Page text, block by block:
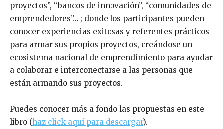
proyectos”, “bancos de innovación”, “comunidades de
emprendedores”… ; donde los participantes pueden
conocer experiencias exitosas y referentes prácticos
para armar sus propios proyectos, creándose un
ecosistema nacional de emprendimiento para ayudar
a colaborar e interconectarse a las personas que
están armando sus proyectos.
Puedes conocer más a fondo las propuestas en este
libro (haz click aquí para descargar).